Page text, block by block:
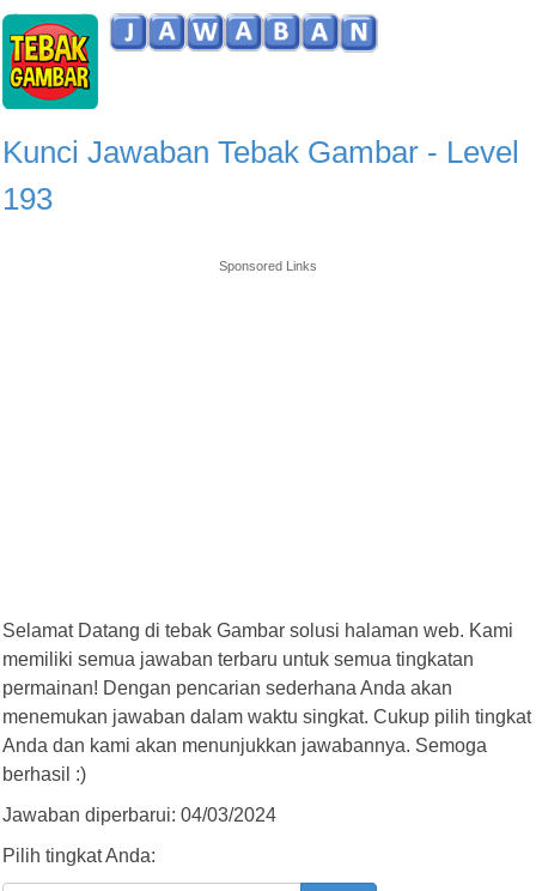
Kunci Jawaban Tebak Gambar - Level
193
Sponsored Links
Selamat Datang di tebak Gambar solusi halaman web. Kami
memiliki semua jawaban terbaru untuk semua tingkatan
permainan! Dengan pencarian sederhana Anda akan
menemukan jawaban dalam waktu singkat. Cukup pilih tingkat
Anda dan kami akan menunjukkan jawabannya. Semoga
berhasil :)
Jawaban diperbarui: 04/03/2024
Pilih tingkat Anda: